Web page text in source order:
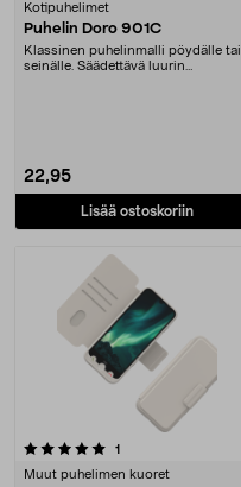
Kotipuhelimet
Puhelin Doro 901C
Klassinen puhelinmalli pöydälle tai
seinälle. Säädettävä luurin
22,95
Lisää ostoskoriin
1
Muut puhelimen kuoret
1.0 viidestä tähdestä